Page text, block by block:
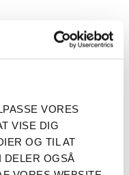
VORES
VISE DIG
OG TIL AT
DELER OGSÅ
2